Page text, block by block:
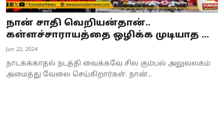
நான் சாதி வெறியன்தான்..
கள்ளச்சாராயத்தை ஒழிக்க முடியாத ...
Jun 22, 2024
நாடகக்காதல் நடத்தி வைக்கவே சில கும்பல் அலுவலகம்
அமைத்து வேலை செய்கிறார்கள். நான்...